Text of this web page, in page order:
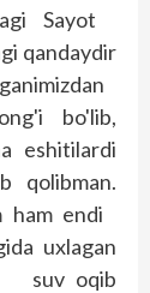
Sayot
qandaydir
bo'lib,
eshitilardi
qolibman.
ham endi
uxlagan
suv oqib